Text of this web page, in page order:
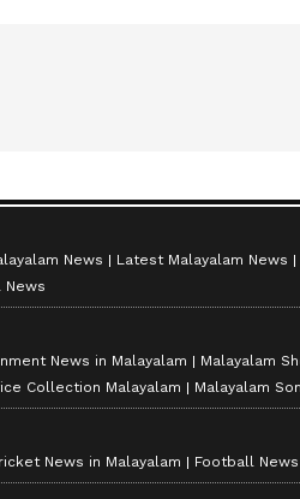
News Latest Malayalam News
News
News in Malayalam Malayalam
Collection Malayalam Malayalam
News in Malayalam Football